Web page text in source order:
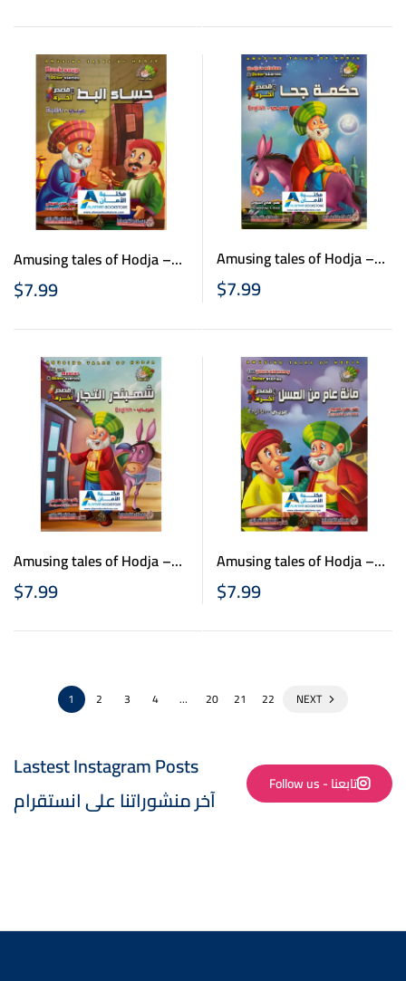
Amusing tales of Hodja –
نوادر جحا – حساء البط –
عربي انكليزي
$7.99
Amusing tales of Hodja –
نوادر جحا – حكمة جحا –
عربي انكليزي
$7.99
Amusing tales of Hodja –
نوادر جحا – شهبندر التجار –
عربي انكليزي
$7.99
Amusing tales of Hodja –
نوادر جحا – مائة عام من
العسل – عربي انكليزي
$7.99
1 2 3 4 … 20 21 22 NEXT
Lastest Instagram Posts
آخر منشوراتنا على انستقرام
Follow us - تابعنا